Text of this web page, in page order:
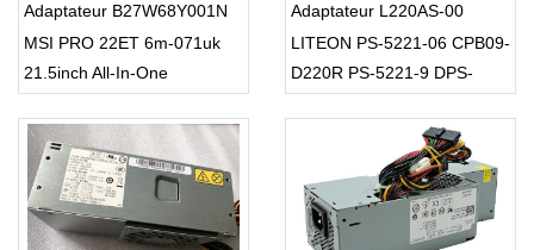
Adaptateur B27W68Y001N
MSI PRO 22ET 6m-071uk
21.5inch All-In-One
Adaptateur L220AS-00
LITEON PS-5221-06 CPB09-
D220R PS-5221-9 DPS-